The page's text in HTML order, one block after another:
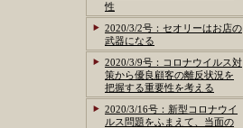
性
2020/3/2号：セオリーはお店の
武器になる
2020/3/9号：コロナウイルス対
策から優良顧客の離反状況を
把握する重要性を考える
2020/3/16号：新型コロナウイ
ルス問題をふまえて、当面の